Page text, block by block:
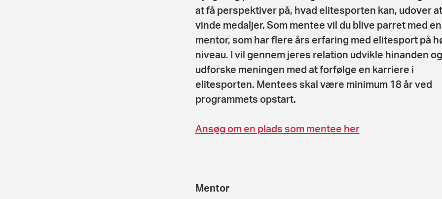
at få perspektiver på, hvad elitesporten kan, udover at
vinde medaljer. Som mentee vil du blive parret med en
mentor, som har flere års erfaring med elitesport på
niveau. I vil gennem jeres relation udvikle hinanden og
udforske meningen med at forfølge en karriere i
elitesporten. Mentees skal være minimum 18 år ved
programmets opstart.
Ansøg om en plads som mentee her
Mentor